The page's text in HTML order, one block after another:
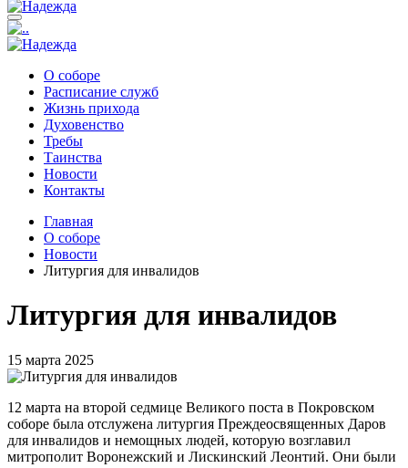
О соборе
Расписание служб
Жизнь прихода
Духовенство
Требы
Таинства
Новости
Контакты
Главная
О соборе
Новости
Литургия для инвалидов
Литургия для инвалидов
15 марта 2025
12 марта на второй седмице Великого поста в Покровском
соборе была отслужена литургия Преждеосвященных Даров
для инвалидов и немощных людей, которую возглавил
митрополит Воронежский и Лискинский Леонтий. Они были